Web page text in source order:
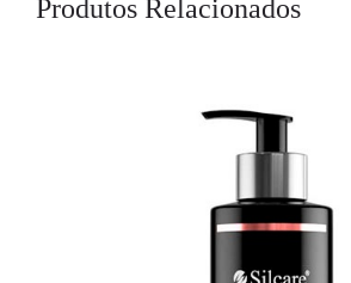
Produtos Relacionados